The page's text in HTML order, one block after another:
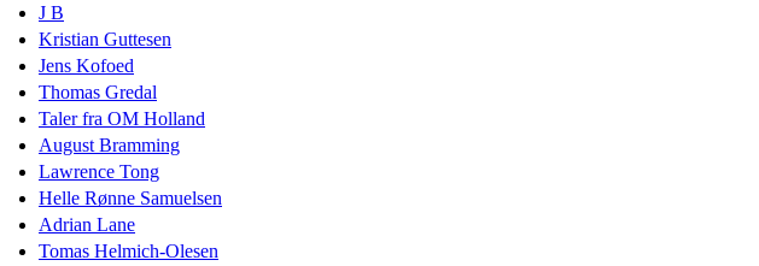
J B
Kristian Guttesen
Jens Kofoed
Thomas Gredal
Taler fra OM Holland
August Bramming
Lawrence Tong
Helle Rønne Samuelsen
Adrian Lane
Tomas Helmich-Olesen